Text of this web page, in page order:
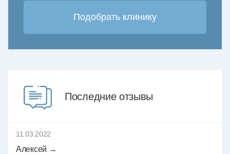
Последние отзывы
11.03.2022
Алексей →